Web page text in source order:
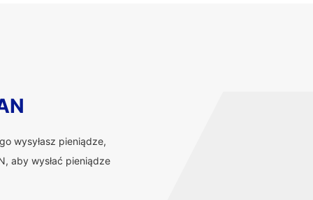
wysyłasz pieniądze,
aby wysłać pieniądze